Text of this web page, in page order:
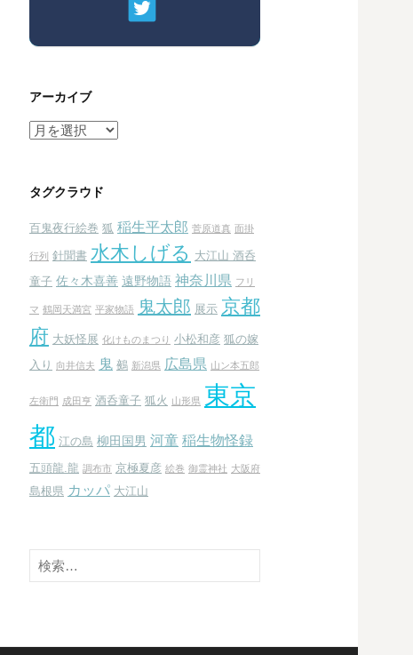
アーカイブ
ア
イ
タグクラウド
百鬼夜行絵巻 狐 稲生平太郎 菅原道真 面掛
行列 針聞書 水木しげる 大江山 酒呑
童子 佐々木喜善 遠野物語 神奈川県 フリ
マ 鶴岡天満宮 平家物語 鬼太郎 展示 京都
府 大妖怪展 化けものまつり 小松和彦 狐の嫁
入り 向井信夫 鬼 鵺 新潟県 広島県 山ン本五郎
左衛門 成田亨 酒呑童子 狐火 山形県 東京
都 江の島 柳田国男 河童 稲生物怪録
五頭龍.龍 調布市 京極夏彦 絵巻 御霊神社 大阪府
島根県 カッパ 大江山
検
索: